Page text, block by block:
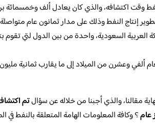
وقت اكتشافه، والذي كان يعادل ألف وخمسمائة
إنتاج النفط وذلك على مدار ثمانون عام
العربية السعودية، واحدة من بين الدول لتي تقوم
ألفي وعشرن من الميلاد إلى ما يقارب ثمانية
مقالنا، والذي أجبنا من خلاله عن سؤالتم
عام؟ وكافة المعلومات الهامة المتعلقة بالنفط في